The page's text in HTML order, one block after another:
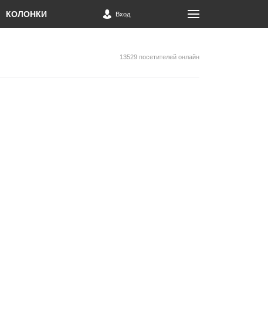
КОЛОНКИ Вход
13529 посетителей онлайн